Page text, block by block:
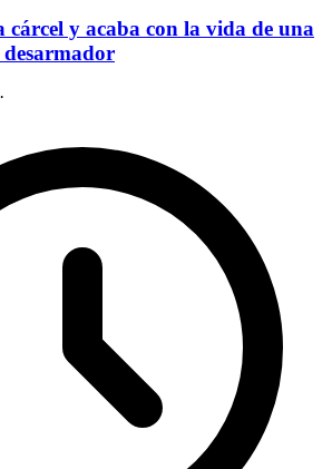
cárcel y acaba con la vida de una
·